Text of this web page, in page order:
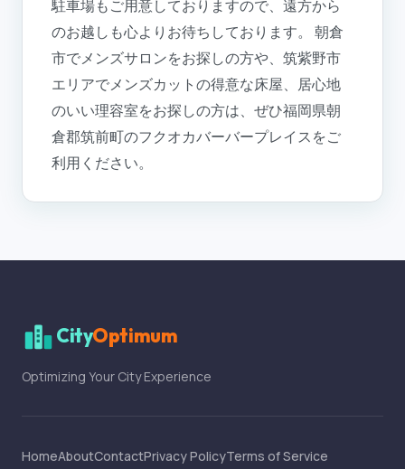
駐車場もご用意しておりますので、遠方から
のお越しも心よりお待ちしております。 朝倉
市でメンズサロンをお探しの方や、筑紫野市
エリアでメンズカットの得意な床屋、居心地
のいい理容室をお探しの方は、ぜひ福岡県朝
倉郡筑前町のフクオカバーバープレイスをご
利用ください。
CityOptimum
Optimizing Your City Experience
HomeAboutContactPrivacy PolicyTerms of Service